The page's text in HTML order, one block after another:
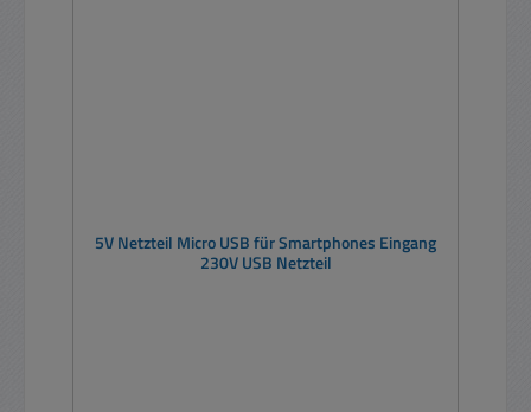
5V Netzteil Micro USB für Smartphones Eingang
230V USB Netzteil